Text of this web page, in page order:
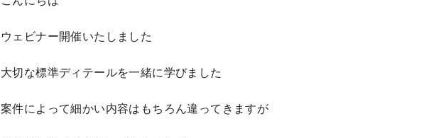
ウェビナー開催いたしました
大切な標準ディテールを一緒に学びました
案件によって細かい内容はもちろん違ってきますが